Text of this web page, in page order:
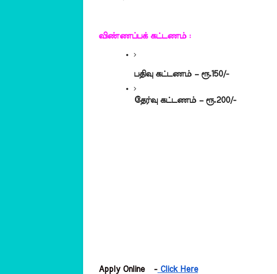
விண்ணப்பக் கட்டணம் :
பதிவு கட்டணம் – ரூ.150/-
தேர்வு கட்டணம் – ரூ.200/-
Apply Online   - Click Here